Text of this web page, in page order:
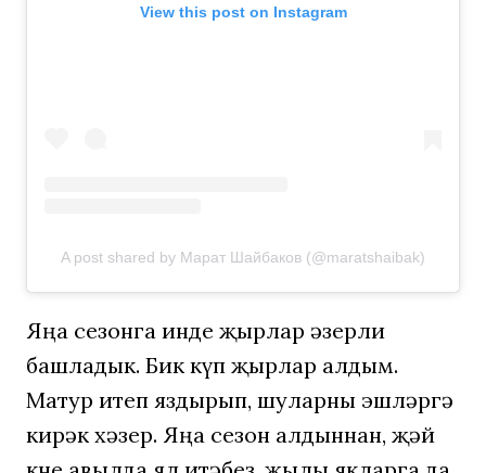
View this post on Instagram
A post shared by Марат Шайбаков (@maratshaibak)
Яңа сезонга инде җырлар әзерли
башладык. Бик күп җырлар алдым.
Матур итеп яздырып, шуларны эшләргә
кирәк хәзер. Яңа сезон алдыннан, җәй